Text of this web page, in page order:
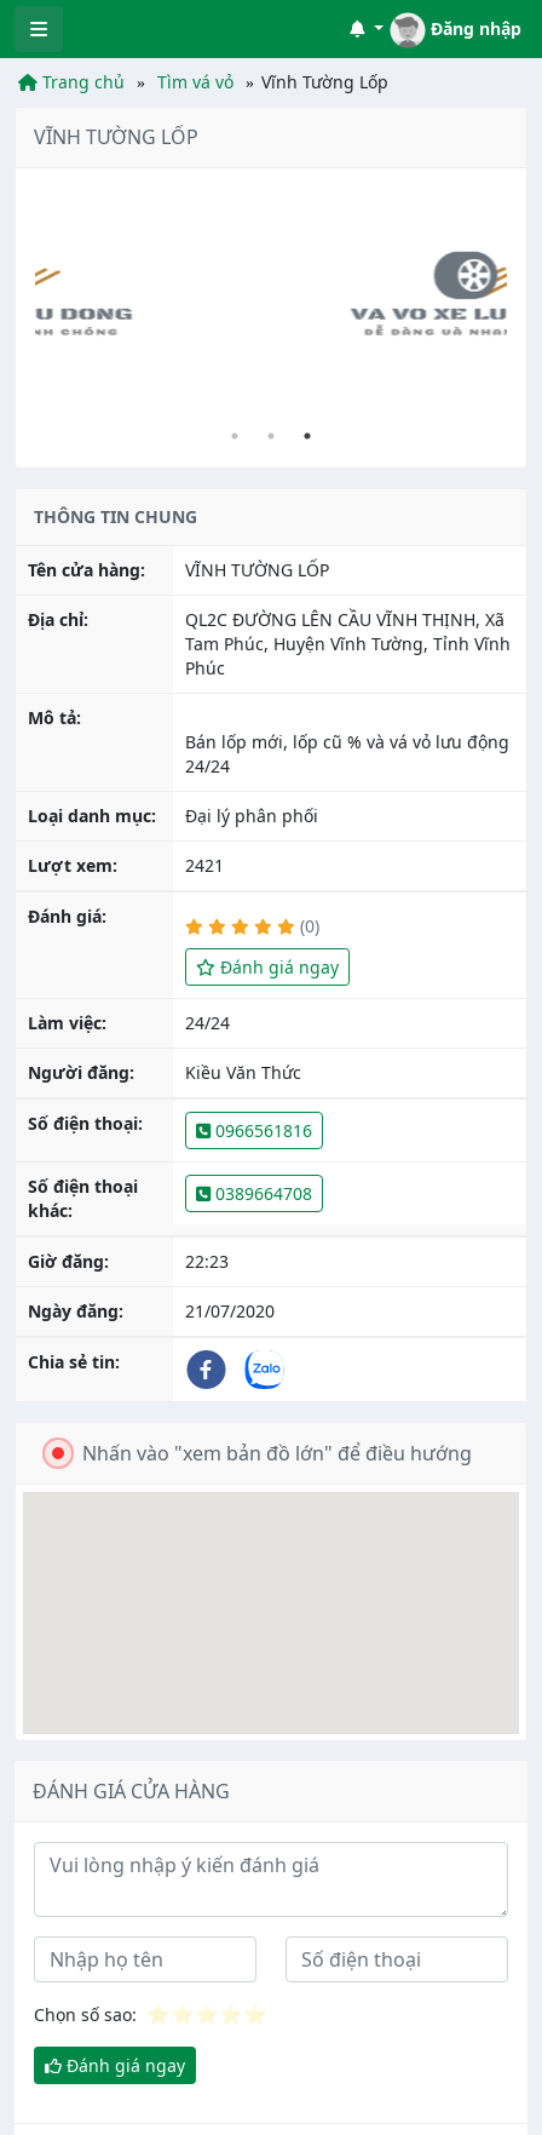
Đăng nhập
Trang chủ Tìm vá vỏ Vĩnh Tường Lốp
VĨNH TƯỜNG LỐP
THÔNG TIN CHUNG
Tên cửa hàng: VĨNH TƯỜNG LỐP
Địa chỉ:
QL2C ĐƯỜNG LÊN CẦU VĨNH THỊNH, Xã
Tam Phúc, Huyện Vĩnh Tường, Tỉnh Vĩnh
Phúc
Mô tả:
Bán lốp mới, lốp cũ % và vá vỏ lưu động
Loại danh mục: Đại lý phân phối
Lượt xem: 2421
Đánh giá:
(0)
Đánh giá ngay
Làm việc: 24/24
Người đăng: Kiều Văn Thức
Số điện thoại: 0966561816
Số điện thoại
khác:
0389664708
Giờ đăng: 22:23
Ngày đăng: 21/07/2020
Chia sẻ tin:
Nhấn vào "xem bản đồ lớn" để điều hướng
ĐÁNH GIÁ CỬA HÀNG
Ý kiến đánh giá
Chọn số sao: ⭐⭐⭐⭐⭐
Đánh giá ngay